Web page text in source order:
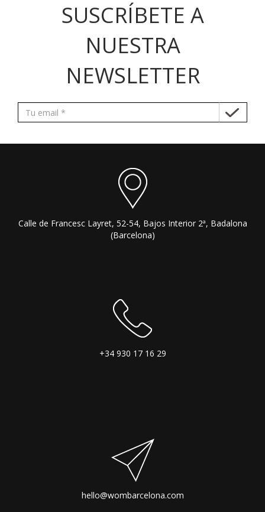
SUSCRÍBETE A
NUESTRA
NEWSLETTER
Calle de Francesc Layret, 52-54, Bajos Interior 2ª, Badalona
(Barcelona)
+34 930 17 16 29
hello@wombarcelona.com